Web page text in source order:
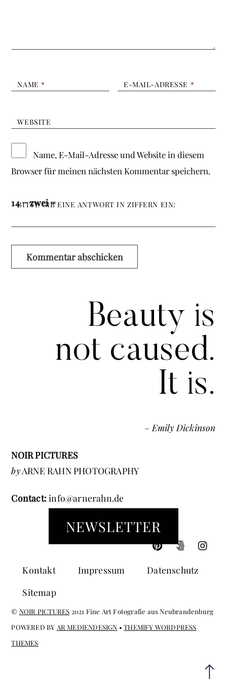
NAME * E-MAIL-ADRESSE *
WEBSITE
Name, E-Mail-Adresse und Website in diesem
Browser für meinen nächsten Kommentar speichern.
BITTE GIB EINE ANTWORT IN ZIFFERN EIN:
14 − zwei =
Beauty is
not caused.
It is.
– Emily Dickinson
NOIR PICTURES
byARNE RAHN PHOTOGRAPHY
Contact:info@arnerahn.de
NEWSLETTER
Kontakt Impressum
Datenschutz
Sitemap
© NOIR PICTURES 2021 Fine Art Fotografie aus Neubrandenburg
POWERED BY AR MEDIENDESIGN •THEMIFY WORDPRESS
THEMES